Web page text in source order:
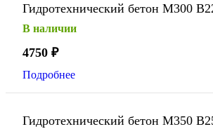
Гидротехнический бетон М300
В наличии
4750 ₽
Подробнее
Гидротехнический бетон М350